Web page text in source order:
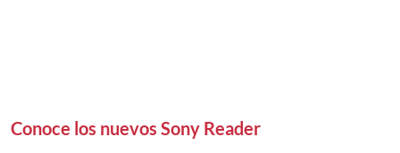
Conoce los nuevos Sony Reader